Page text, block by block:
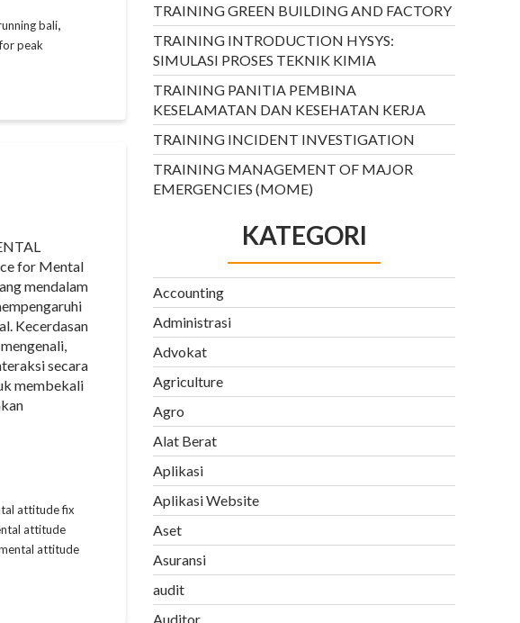
bali,
peak
for Mental
mendalam
Kecerdasan
secara
membekali
attitude fix
attitude
attitude
TRAINING GREEN BUILDING AND FACTORY
TRAINING INTRODUCTION HYSYS:
SIMULASI PROSES TEKNIK KIMIA
TRAINING PANITIA PEMBINA
KESELAMATAN DAN KESEHATAN KERJA
TRAINING INCIDENT INVESTIGATION
TRAINING MANAGEMENT OF MAJOR
EMERGENCIES (MOME)
KATEGORI
Accounting
Administrasi
Advokat
Agriculture
Agro
Alat Berat
Aplikasi
Aplikasi Website
Aset
Asuransi
audit
Auditor